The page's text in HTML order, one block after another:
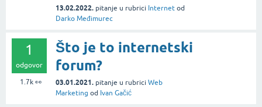
13.02.2022. pitanje u rubrici Internet od
Darko Međimurec
1
odgovor
1.7k👀
Što je to internetski
forum?
03.01.2021. pitanje u rubrici Web
Marketing od Ivan Gačić